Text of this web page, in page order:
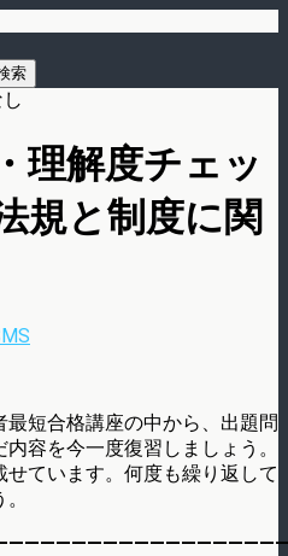
理解度チェッ
規と制度に関
短合格講座の中から、出題問
容を今一度復習しましょう。
ています。何度も繰り返して